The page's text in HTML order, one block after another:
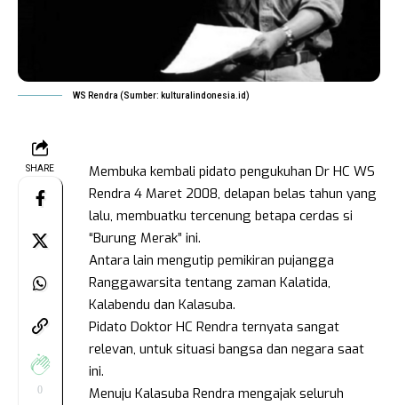
WS Rendra (Sumber: kulturalindonesia.id)
SHARE
0
Membuka kembali pidato pengukuhan Dr HC WS
Rendra 4 Maret 2008, delapan belas tahun yang
lalu, membuatku tercenung betapa cerdas si
“Burung Merak” ini.
Antara lain mengutip pemikiran pujangga
Ranggawarsita tentang zaman Kalatida,
Kalabendu dan Kalasuba.
Pidato Doktor HC Rendra ternyata sangat
relevan, untuk situasi bangsa dan negara saat
ini.
Menuju Kalasuba Rendra mengajak seluruh